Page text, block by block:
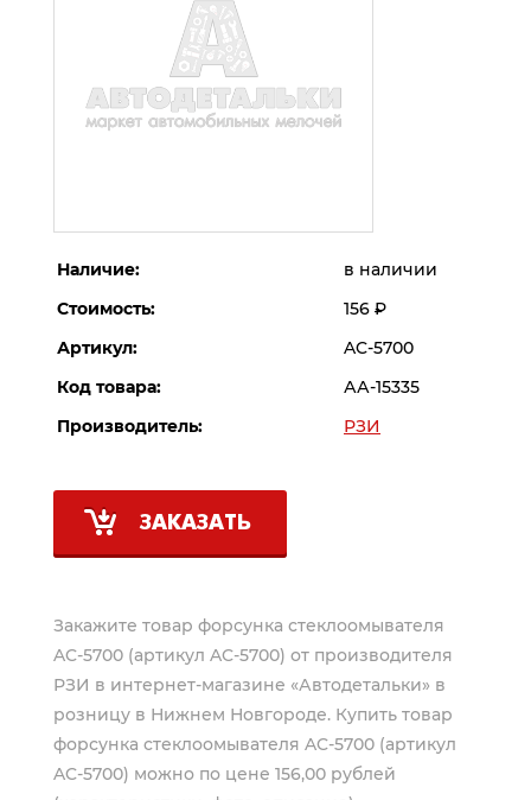
Наличие:
в наличии
Стоимость:
156 Р
Артикул:
AC-5700
Код товара:
АА-15335
Производитель:
РЗИ
ЗАКАЗАТЬ
Закажите товар форсунка стеклоомывателя
AC-5700 (артикул AC-5700) от производителя
РЗИ в интернет-магазине «Автодетальки» в
розницу в Нижнем Новгороде. Купить товар
форсунка стеклоомывателя AC-5700 (артикул
AC-5700) можно по цене 156,00 рублей